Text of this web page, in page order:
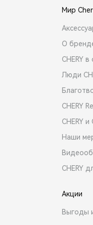
Мир
О
CHERY
Люди
CHERY
CHERY
Наши
CHERY
Акции
Выгоды